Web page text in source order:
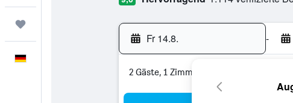
Fr 14.8. -
2 Gäste, 1 Zimmer